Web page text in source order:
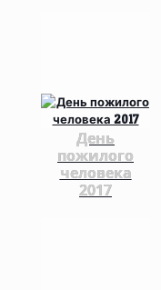
День
пожилого
человека
2017